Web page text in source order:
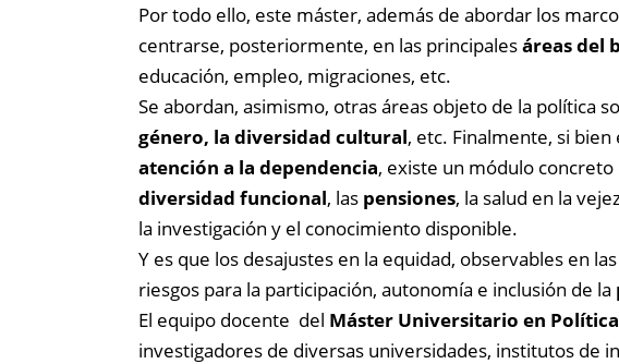
Por todo ello, este máster, además de abordar los
centrarse, posteriormente, en las principalesáreas del
educación, empleo, migraciones, etc.
Se abordan, asimismo, otras áreas objeto de la política
género, la diversidad cultural, etc. Finalmente, si
atención a la dependencia, existe un módulo
diversidad funcional, las pensiones, la salud en la
la investigación y el conocimiento disponible.
Y es que los desajustes en la equidad, observables en
riesgos para la participación, autonomía e inclusión de la
El equipo docente del Máster Universitario en
investigadores de diversas universidades, institutos de